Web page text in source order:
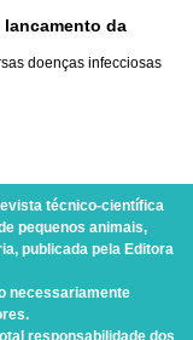
da
doenças infecciosas
técnico-científica
pequenos animais,
publicada pela Editora
necessariamente
responsabilidade dos